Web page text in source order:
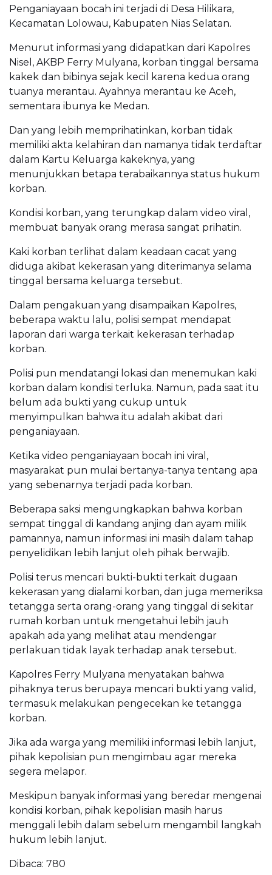
Penganiayaan bocah ini terjadi di Desa Hilikara,
Kecamatan Lolowau, Kabupaten Nias Selatan.
Menurut informasi yang didapatkan dari Kapolres
Nisel, AKBP Ferry Mulyana, korban tinggal bersama
kakek dan bibinya sejak kecil karena kedua orang
tuanya merantau. Ayahnya merantau ke Aceh,
sementara ibunya ke Medan.
Dan yang lebih memprihatinkan, korban tidak
memiliki akta kelahiran dan namanya tidak terdaftar
dalam Kartu Keluarga kakeknya, yang
menunjukkan betapa terabaikannya status hukum
korban.
Kondisi korban, yang terungkap dalam video viral,
membuat banyak orang merasa sangat prihatin.
Kaki korban terlihat dalam keadaan cacat yang
diduga akibat kekerasan yang diterimanya selama
tinggal bersama keluarga tersebut.
Dalam pengakuan yang disampaikan Kapolres,
beberapa waktu lalu, polisi sempat mendapat
laporan dari warga terkait kekerasan terhadap
korban.
Polisi pun mendatangi lokasi dan menemukan kaki
korban dalam kondisi terluka. Namun, pada saat itu
belum ada bukti yang cukup untuk
menyimpulkan bahwa itu adalah akibat dari
penganiayaan.
Ketika video penganiayaan bocah ini viral,
masyarakat pun mulai bertanya-tanya tentang apa
yang sebenarnya terjadi pada korban.
Beberapa saksi mengungkapkan bahwa korban
sempat tinggal di kandang anjing dan ayam milik
pamannya, namun informasi ini masih dalam tahap
penyelidikan lebih lanjut oleh pihak berwajib.
Polisi terus mencari bukti-bukti terkait dugaan
kekerasan yang dialami korban, dan juga memeriksa
tetangga serta orang-orang yang tinggal di sekitar
rumah korban untuk mengetahui lebih jauh
apakah ada yang melihat atau mendengar
perlakuan tidak layak terhadap anak tersebut.
Kapolres Ferry Mulyana menyatakan bahwa
pihaknya terus berupaya mencari bukti yang valid,
termasuk melakukan pengecekan ke tetangga
korban.
Jika ada warga yang memiliki informasi lebih lanjut,
pihak kepolisian pun mengimbau agar mereka
segera melapor.
Meskipun banyak informasi yang beredar mengenai
kondisi korban, pihak kepolisian masih harus
menggali lebih dalam sebelum mengambil langkah
hukum lebih lanjut.
Dibaca: 780